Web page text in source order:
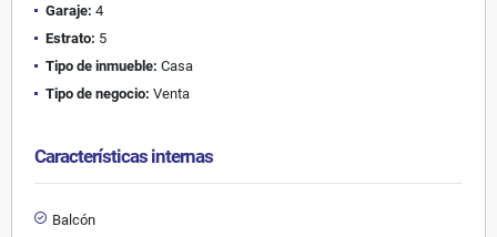
Garaje: 4
Estrato: 5
Tipo de inmueble: Casa
Tipo de negocio: Venta
Características internas
Balcón